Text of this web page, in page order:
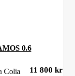
0.6
Colia 11 800 kr